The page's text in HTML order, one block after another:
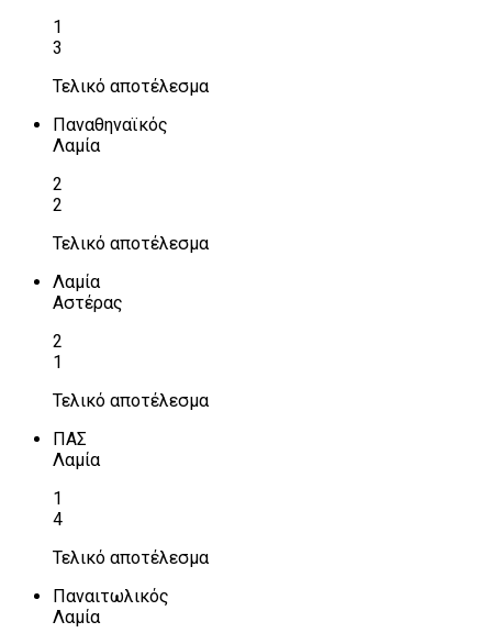
1
3
Τελικό αποτέλεσμα
Παναθηναϊκός
Λαμία
2
2
Τελικό αποτέλεσμα
Λαμία
Αστέρας
2
1
Τελικό αποτέλεσμα
ΠΑΣ
Λαμία
1
4
Τελικό αποτέλεσμα
Παναιτωλικός
Λαμία